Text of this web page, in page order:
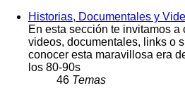
Historias, Documentales y
En esta sección te invitamos a
videos, documentales, links o
conocer esta maravillosa era
los 80-90s
46 Temas